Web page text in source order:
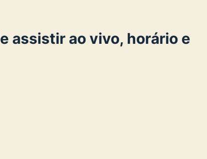
assistir ao vivo, horário e